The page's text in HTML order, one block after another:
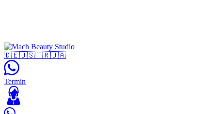
🇩🇪🇺🇸🇹🇷🇺🇦
Termin